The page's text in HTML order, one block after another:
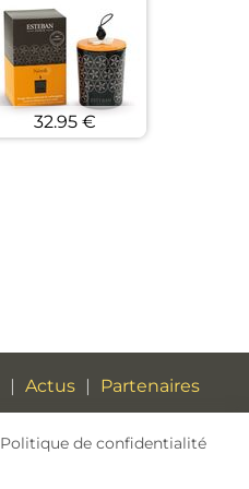
Politique de confidentialité
32.95 €
Actus
Partenaires